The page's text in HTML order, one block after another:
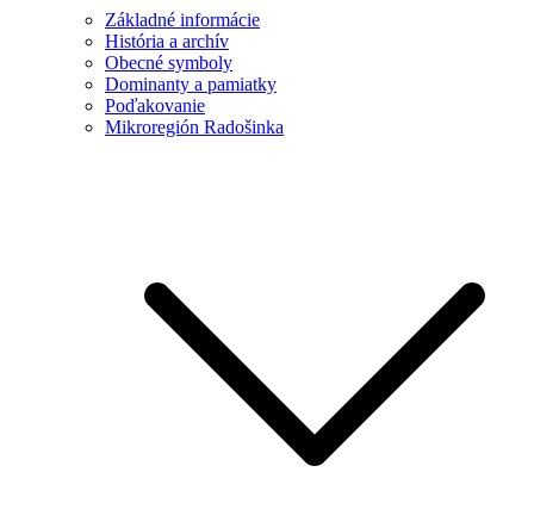
Základné informácie
História a archív
Obecné symboly
Dominanty a pamiatky
Poďakovanie
Mikroregión Radošinka